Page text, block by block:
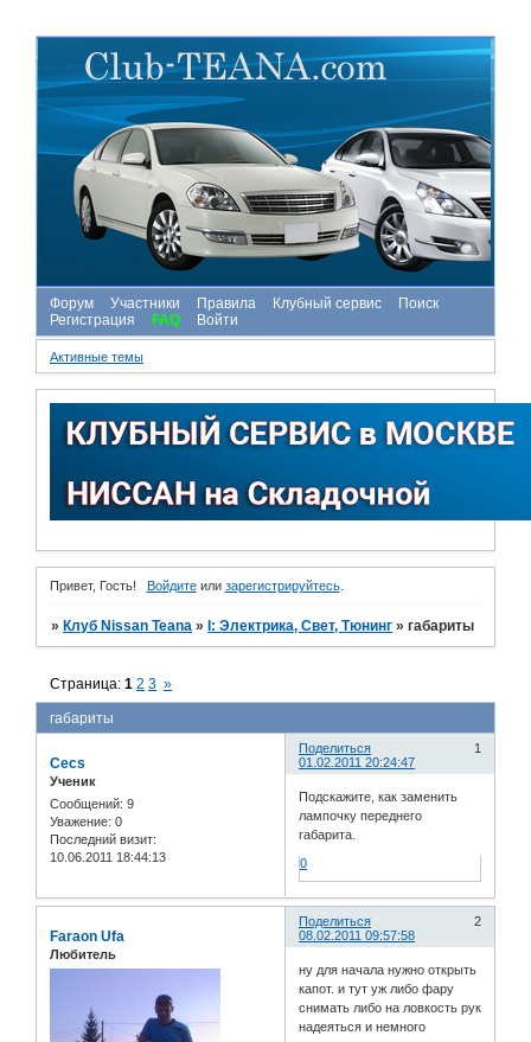
Форум Участники Правила Клубный сервис
Поиск
Регистрация
FAQ Войти
Активные темы
Привет, Гость! Войдитеили зарегистрируйтесь.
» Клуб Nissan Teana » I: Электрика, Свет, Тюнинг »габариты
габариты
Страница:1 2 3 »
Поделиться
1
01.02.2011 20:24:47
Cecs
Ученик
Сообщений: 9
Уважение: 0
Последний визит:
10.06.2011 18:44:13
Подскажите, как заменить
лампочку переднего
габарита.
0
Поделиться
2
08.02.2011 09:57:58
Faraon Ufa
Любитель
ну для начала нужно открыть
капот. и тут уж либо фару
снимать либо на ловкость рук
надеяться и немного